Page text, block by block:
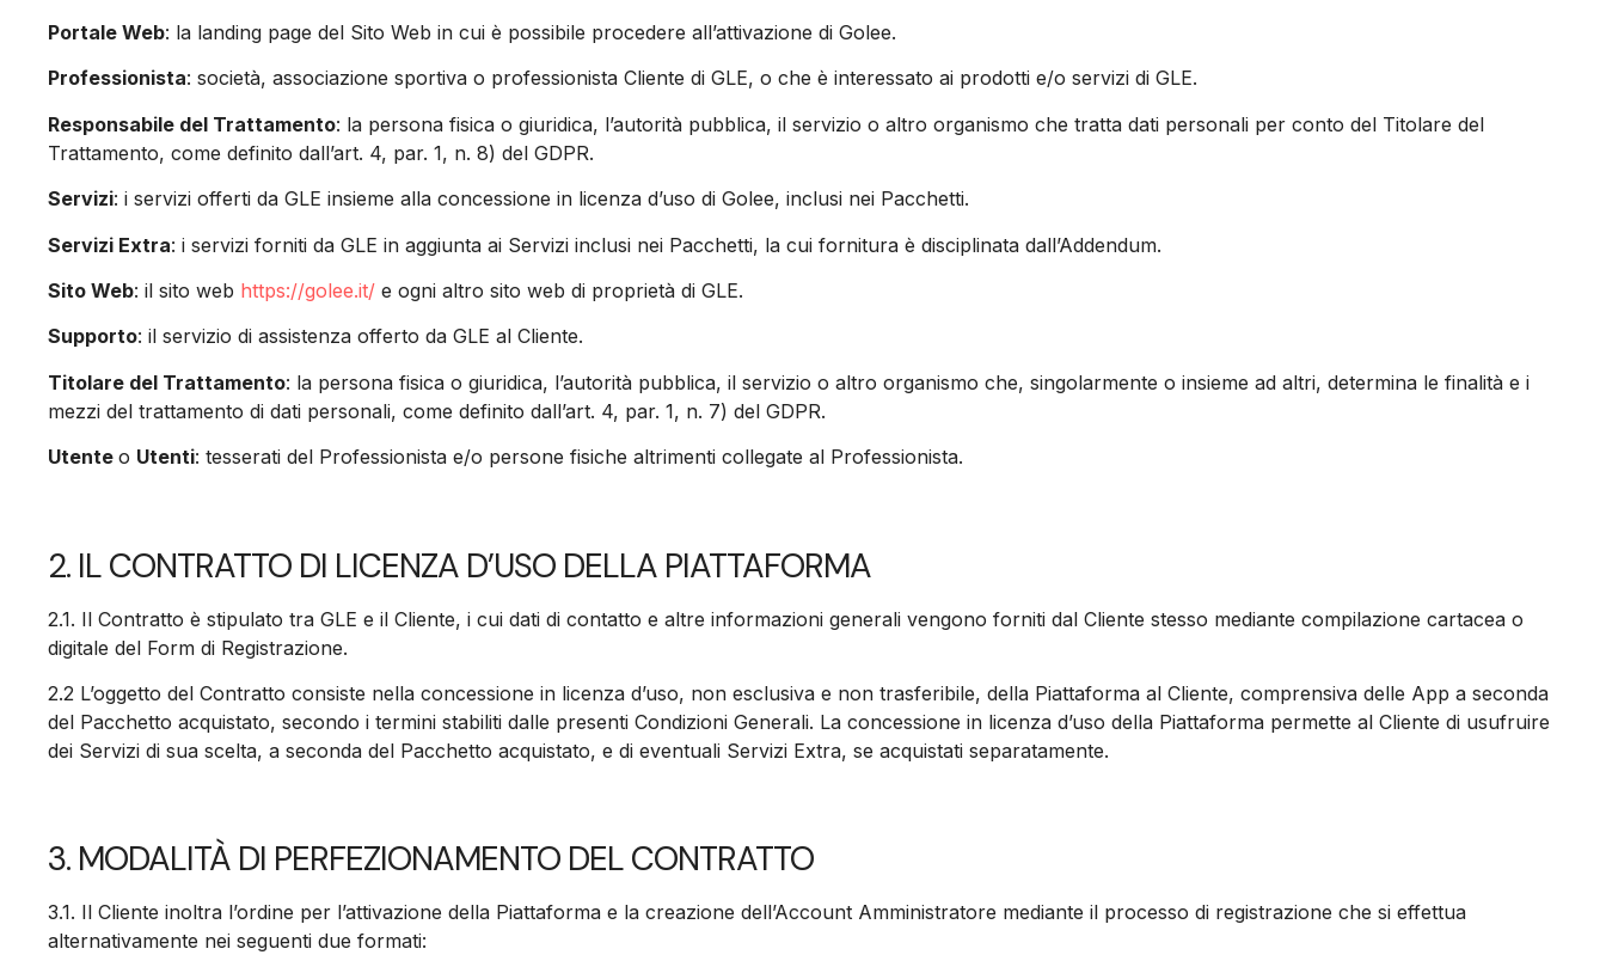
Portale Web: la landing page del Sito Web in cui è possibile procedere all’attivazione di Golee.
Professionista: società, associazione sportiva o professionista Cliente di GLE, o che è interessato ai prodotti e/o servizi di GLE.
Responsabile del Trattamento: la persona fisica o giuridica, l’autorità pubblica, il servizio o altro organismo che tratta dati personali per conto del Titolare del
Trattamento, come definito dall’art. 4, par. 1, n. 8) del GDPR.
Servizi: i servizi offerti da GLE insieme alla concessione in licenza d’uso di Golee, inclusi nei Pacchetti.
Servizi Extra: i servizi forniti da GLE in aggiunta ai Servizi inclusi nei Pacchetti, la cui fornitura è disciplinata dall’Addendum.
Sito Web: il sito web https://golee.it/ e ogni altro sito web di proprietà di GLE.
Supporto: il servizio di assistenza offerto da GLE al Cliente.
Titolare del Trattamento: la persona fisica o giuridica, l’autorità pubblica, il servizio o altro organismo che, singolarmente o insieme ad altri, determina le finalità e i
mezzi del trattamento di dati personali, come definito dall’art. 4, par. 1, n. 7) del GDPR.
Utente o Utenti: tesserati del Professionista e/o persone fisiche altrimenti collegate al Professionista.
2. IL CONTRATTO DI LICENZA D’USO DELLA PIATTAFORMA
2.1. Il Contratto è stipulato tra GLE e il Cliente, i cui dati di contatto e altre informazioni generali vengono forniti dal Cliente stesso mediante compilazione cartacea o
digitale del Form di Registrazione.
2.2 L’oggetto del Contratto consiste nella concessione in licenza d’uso, non esclusiva e non trasferibile, della Piattaforma al Cliente, comprensiva delle App a seconda
del Pacchetto acquistato, secondo i termini stabiliti dalle presenti Condizioni Generali. La concessione in licenza d’uso della Piattaforma permette al Cliente di usufruire
dei Servizi di sua scelta, a seconda del Pacchetto acquistato, e di eventuali Servizi Extra, se acquistati separatamente.
3. MODALITÀ DI PERFEZIONAMENTO DEL CONTRATTO
3.1. Il Cliente inoltra l’ordine per l’attivazione della Piattaforma e la creazione dell’Account Amministratore mediante il processo di registrazione che si effettua
alternativamente nei seguenti due formati: